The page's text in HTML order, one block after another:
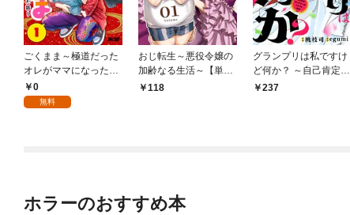
ごくまま～極道だった
オレがママになった話
～【単話】（１）
0
無料
おじ転生～悪役令嬢の
加齢なる生活～【単
話】（１）
118
グランプリは私ですけ
ど何か？ ～自己肯定モ
ンスターのミスコン無
237
ホラーのおすすめ本